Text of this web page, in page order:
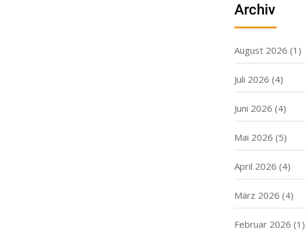
Archiv
August 2026 (1)
Juli 2026 (4)
Juni 2026 (4)
Mai 2026 (5)
April 2026 (4)
März 2026 (4)
Februar 2026 (1)